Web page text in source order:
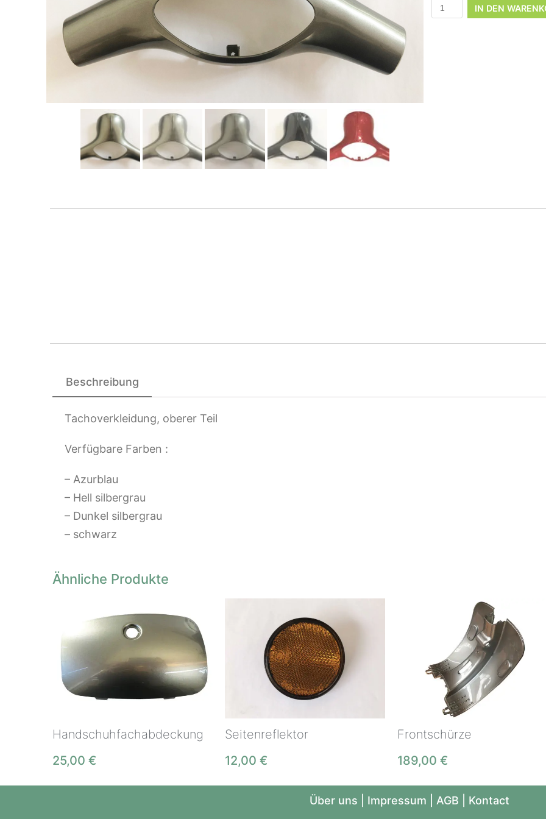
IN DEN
Beschreibung
Tachoverkleidung, oberer Teil
Verfügbare Farben :
– Azurblau
– Hell silbergrau
– Dunkel silbergrau
– schwarz
Ähnliche Produkte
Handschuhfachabdeckung
25,00 €
Seitenreflektor
12,00 €
Frontschürze
189,00 €
Über uns Impressum AGB Kontact